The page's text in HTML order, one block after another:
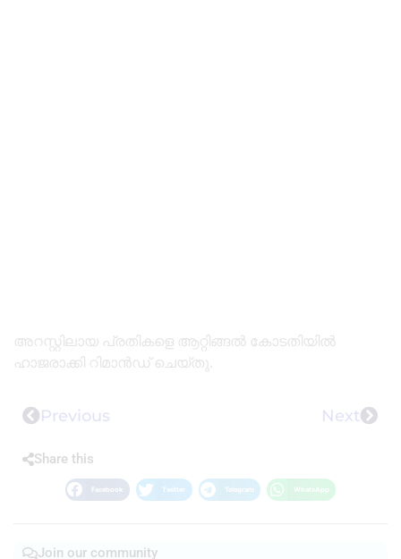
അറസ്റ്റിലായ പ്രതികളെ ആറ്റിങ്ങൽ കോടതിയിൽ
ഹാജരാക്കി റിമാൻഡ് ചെയ്തു.
Previous Next
Share this
Facebook Twitter Telegram WhatsApp
Join our community